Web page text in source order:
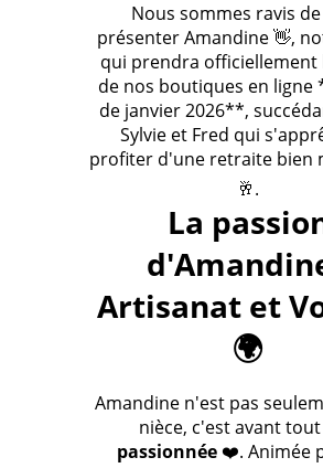
Nous sommes ravis
présenter Amandine 👋,
qui prendra officiellement
de nos boutiques en
de janvier 2026**,
Sylvie et Fred qui
profiter d'une retraite bien
🥂.
La
Artisanat et
🌍
Amandine n'est pas
nièce, c'est avant
passionnée❤️. Animée